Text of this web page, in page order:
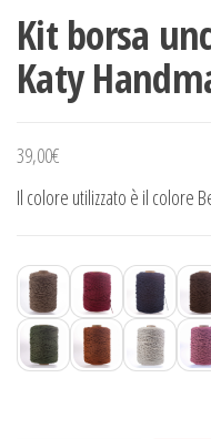
Kit borsa
Katy
39,00€
Il colore utilizzato è il colore